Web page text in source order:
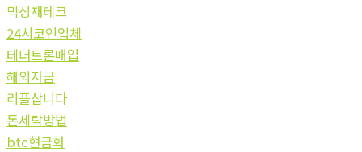
믹싱재테크
24시코인업체
테더트론매입
해외자금
리플삽니다
돈세탁방법
btc현금화